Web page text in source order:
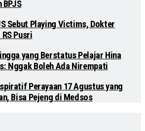
Sebut Playing Victims, Dokter
Pusri
yang Berstatus Pelajar Hina
Nggak Boleh Ada Nirempati
Perayaan 17 Agustus yang
Bisa Pejeng di Medsos